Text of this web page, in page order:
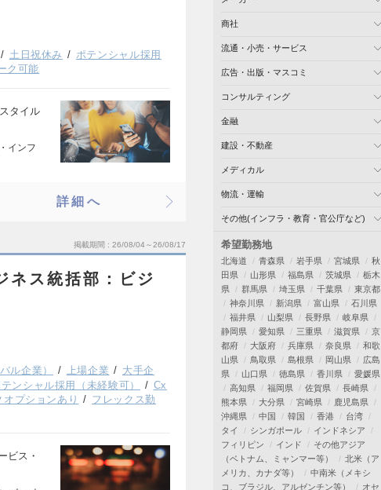
土日祝休み
ポテンシャル採用
ク可能
タイル
インフ
詳細へ
掲載期間 26/08/04～26/08/17
ス統括部：ビジ
ル企業） 上場企業
大手企
ンシャル採用（未経験可）
Cx
オプションあり
フレックス勤
ビス・
商社
流通・小売・サービス
広告・出版・マスコミ
コンサルティング
金融
建設・不動産
メディカル
物流・運輸
その他(インフラ・教育・官公庁など)
希望勤務地
北海道 青森県 岩手県 宮城県
秋
田県
山形県 福島県 茨城県
栃木
県
群馬県 埼玉県 千葉県
東京都
神奈川県
新潟県 富山県
石川県
福井県
山梨県 長野県
岐阜県
静岡県
愛知県 三重県 滋賀県
京
都府
大阪府 兵庫県 奈良県
和歌
山県
鳥取県 島根県 岡山県
広島
県
山口県 徳島県 香川県
愛媛県
高知県
福岡県 佐賀県
長崎県
熊本県
大分県 宮崎県
鹿児島県
沖縄県
中国 韓国 香港
台湾
タイ
シンガポール
インドネシア
フィリピン
インド
その他アジア
（ベトナム、ミャンマー等）
北米（ア
メリカ、カナダ等）
中南米（メキシ
コ、ブラジル、アルゼンチン等）
オセ